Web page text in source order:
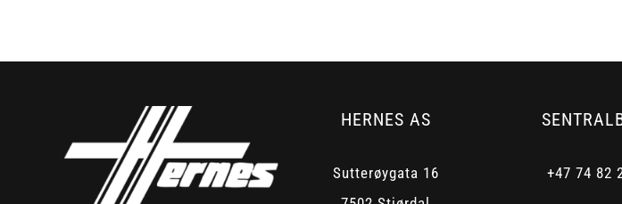
HERNES AS
Sutterøygata 16
+47 74 82